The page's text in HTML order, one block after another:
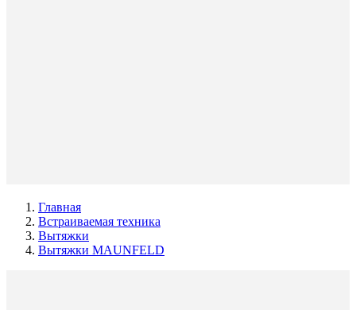
Главная
Встраиваемая техника
Вытяжки
Вытяжки MAUNFELD